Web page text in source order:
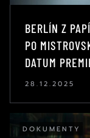
BERLÍN Z
PO
DATUM
28.12.2025
DOKUMENTY